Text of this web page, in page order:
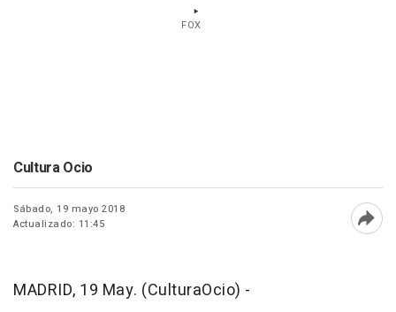
FOX
Cultura Ocio
Sábado, 19 mayo 2018
Actualizado: 11:45
MADRID, 19 May. (CulturaOcio) -